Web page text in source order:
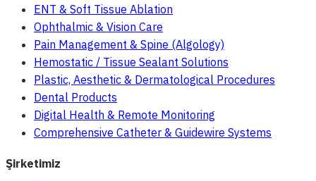
ENT & Soft Tissue Ablation
Ophthalmic & Vision Care
Pain Management & Spine (Algology)
Hemostatic / Tissue Sealant Solutions
Plastic, Aesthetic & Dermatological Procedures
Dental Products
Digital Health & Remote Monitoring
Comprehensive Catheter & Guidewire Systems
Şirketimiz